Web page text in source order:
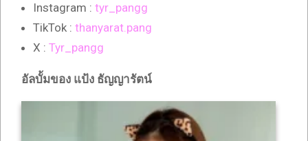
Instagram : tyr_pangg
TikTok : thanyarat.pang
X : Tyr_pangg
อัลบั้มของ แป้ง ธัญญารัตน์